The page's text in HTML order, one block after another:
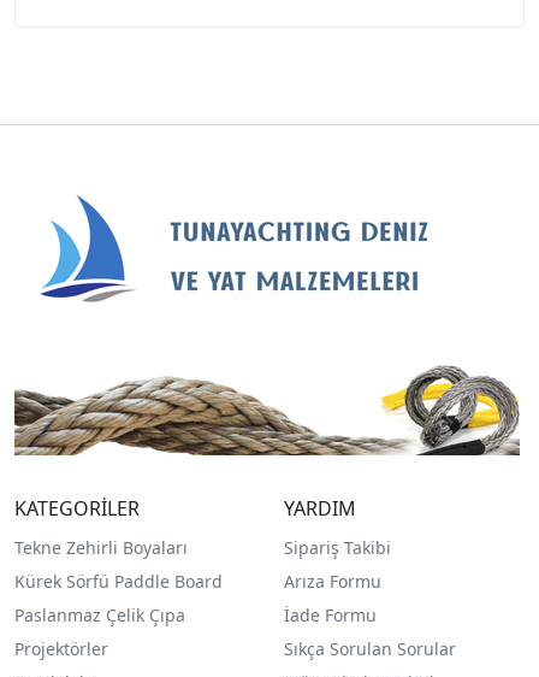
KATEGORİLER
Tekne Zehirli Boyaları
Kürek Sörfü Paddle Board
Paslanmaz Çelik Çıpa
Projektörler
YARDIM
Sipariş Takibi
Arıza Formu
İade Formu
Sıkça Sorulan Sorular